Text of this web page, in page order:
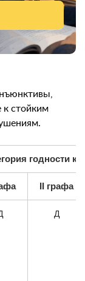
к стойким
годности к
II графа
Д